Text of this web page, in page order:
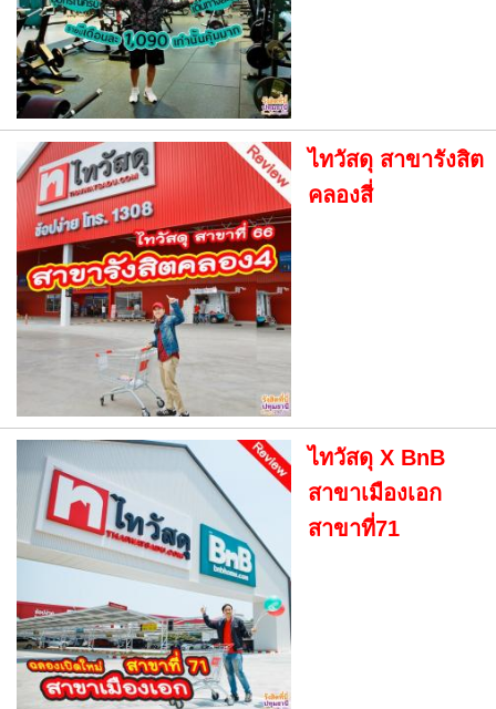
ไทวัสดุ สาขารังสิต
คลองสี่
ไทวัสดุ X BnB
สาขาเมืองเอก
สาขาที่71